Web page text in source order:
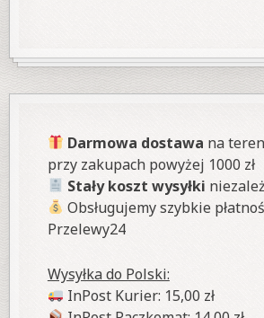
Darmowa dostawa na
przy zakupach powyżej 1000 zł
Stały koszt wysyłki
Obsługujemy szybkie
Przelewy24
Wysyłka do Polski:
InPost Kurier: 15,00 zł